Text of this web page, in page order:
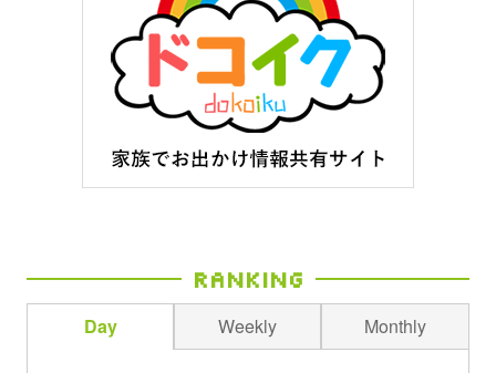
Ranking
Day Weekly Monthly